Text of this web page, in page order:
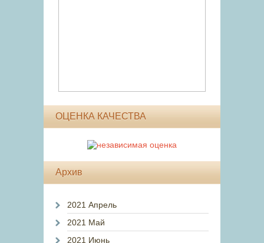
ОЦЕНКА КАЧЕСТВА
Архив
2021 Апрель
2021 Май
2021 Июнь